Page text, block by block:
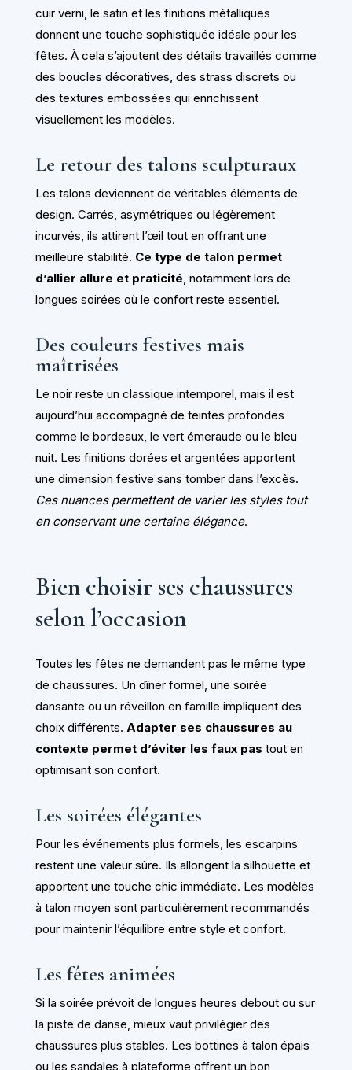
cuir verni, le satin et les finitions métalliques
donnent une touche sophistiquée idéale pour les
fêtes. À cela s’ajoutent des détails travaillés comme
des boucles décoratives, des strass discrets ou
des textures embossées qui enrichissent
visuellement les modèles.
Le retour des talons sculpturaux
Les talons deviennent de véritables éléments de
design. Carrés, asymétriques ou légèrement
incurvés, ils attirent l’œil tout en offrant une
meilleure stabilité. Ce type de talon permet
d’allier allure et praticité , notamment lors de
longues soirées où le confort reste essentiel.
Des couleurs festives mais
maîtrisées
Le noir reste un classique intemporel, mais il est
aujourd’hui accompagné de teintes profondes
comme le bordeaux, le vert émeraude ou le bleu
nuit. Les finitions dorées et argentées apportent
une dimension festive sans tomber dans l’excès.
Ces nuances permettent de varier les styles tout
en conservant une certaine élégance.
Bien choisir ses chaussures
selon l’occasion
Toutes les fêtes ne demandent pas le même type
de chaussures. Un dîner formel, une soirée
dansante ou un réveillon en famille impliquent des
choix différents. Adapter ses chaussures au
contexte permet d’éviter les faux pas tout en
optimisant son confort.
Les soirées élégantes
Pour les événements plus formels, les escarpins
restent une valeur sûre. Ils allongent la silhouette et
apportent une touche chic immédiate. Les modèles
à talon moyen sont particulièrement recommandés
pour maintenir l’équilibre entre style et confort.
Les fêtes animées
Si la soirée prévoit de longues heures debout ou sur
la piste de danse, mieux vaut privilégier des
chaussures plus stables. Les bottines à talon épais
ou les sandales à plateforme offrent un bon